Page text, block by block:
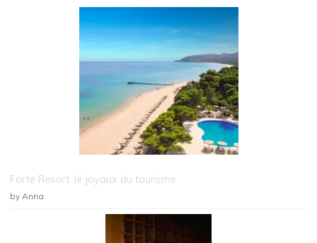
Forte Resort, le joyaux du tourisme
by Anna